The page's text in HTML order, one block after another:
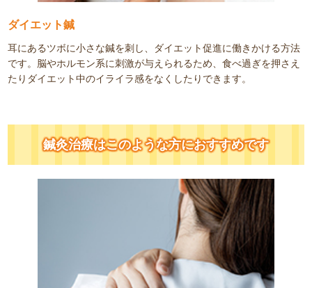
ダイエット鍼
耳にあるツボに小さな鍼を刺し、ダイエット促進に働きかける方法
です。脳やホルモン系に刺激が与えられるため、食べ過ぎを押さえ
たりダイエット中のイライラ感をなくしたりできます。
鍼灸治療はこのような方におすすめです